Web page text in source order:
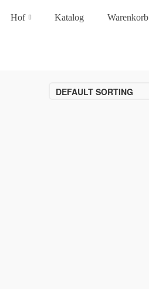
Hof Katalog Warenkorb
DEFAULT SORTING